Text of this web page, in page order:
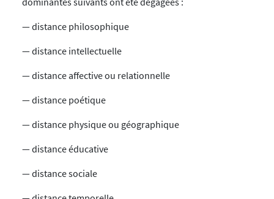
— distance philosophique
— distance intellectuelle
— distance affective ou relationnelle
— distance poétique
— distance physique ou géographique
— distance éducative
— distance sociale